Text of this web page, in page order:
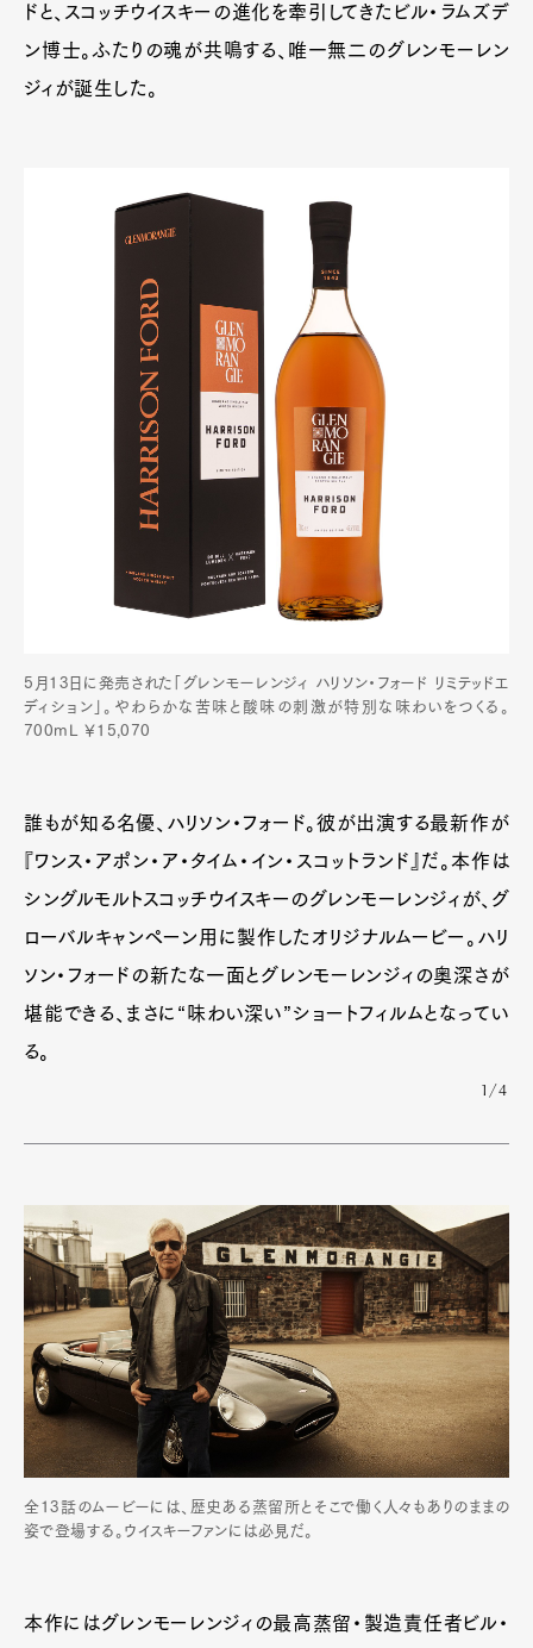
ドと、スコッチウイスキーの進化を牽引してきたビル・ラムズデ
ン博士。ふたりの魂が共鳴する、唯一無二のグレンモーレン
ジィが誕生した。
5月13日に発売された「グレンモーレンジィ ハリソン・フォード リミテッドエ
ディション」。やわらかな苦味と酸味の刺激が特別な味わいをつくる。
700mL ￥15,070
誰もが知る名優、ハリソン・フォード。彼が出演する最新作が
『ワンス・アポン・ア・タイム・イン・スコットランド』だ。本作は
シングルモルトスコッチウイスキーのグレンモーレンジィが、グ
ローバルキャンペーン用に製作したオリジナルムービー。ハリ
ソン・フォードの新たな一面とグレンモーレンジィの奥深さが
堪能できる、まさに“味わい深い”ショートフィルムとなってい
る。
1/4
全13話のムービーには、歴史ある蒸留所とそこで働く人々もありのままの
姿で登場する。ウイスキーファンには必見だ。
本作にはグレンモーレンジィの最高蒸留・製造責任者ビル・